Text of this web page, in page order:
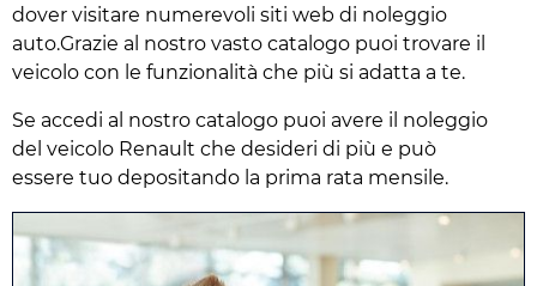
dover visitare numerevoli siti web di noleggio
auto.Grazie al nostro vasto catalogo puoi trovare il
veicolo con le funzionalità che più si adatta a te.
Se accedi al nostro catalogo puoi avere il noleggio
del veicolo Renault che desideri di più e può
essere tuo depositando la prima rata mensile.